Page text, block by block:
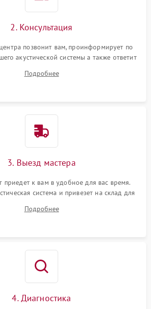
2. Консультация
позвонит вам, проинформирует по
акустической системы а также ответит
Подробнее
3. Выезд мастера
приедет к вам в удобное для вас время.
система и привезет на склад для
Подробнее
4. Диагностика